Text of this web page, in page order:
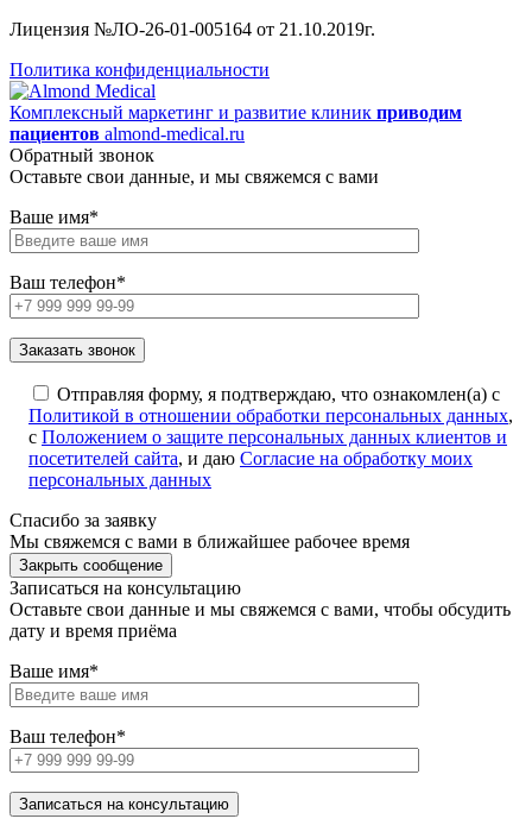
Лицензия №ЛО-26-01-005164 от 21.10.2019г.
Политика конфиденциальности
Комплексный маркетинг и развитие клиник приводим
пациентов almond-medical.ru
Обратный звонок
Оставьте свои данные, и мы свяжемся с вами
Ваше имя*
Ваш телефон*
Отправляя форму, я подтверждаю, что ознакомлен(а) с
Политикой в отношении обработки персональных данных,
с Положением о защите персональных данных клиентов и
посетителей сайта, и даю Согласие на обработку моих
персональных данных
Спасибо за заявку
Мы свяжемся с вами в ближайшее рабочее время
Закрыть сообщение
Записаться на консультацию
Оставьте свои данные и мы свяжемся с вами, чтобы обсудить
дату и время приёма
Ваше имя*
Ваш телефон*